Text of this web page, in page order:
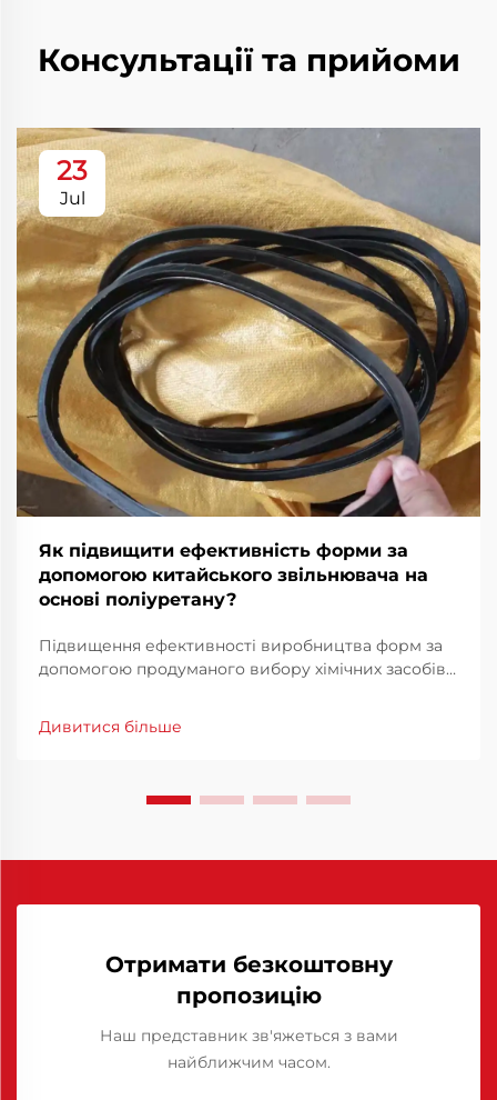
Консультації та прийоми
23
Jul
Як підвищити ефективність форми за
допомогою китайського звільнювача на
основі поліуретану?
Підвищення ефективності виробництва форм за
допомогою продуманого вибору хімічних засобів
виробництва ефективність форм є не лише
технічним пріоритетом, а й фінансовою
Дивитися більше
Отримати безкоштовну
пропозицію
Наш представник зв'яжеться з вами
найближчим часом.